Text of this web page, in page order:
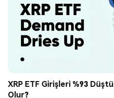
XRP ETF Girişleri %93
Olur?